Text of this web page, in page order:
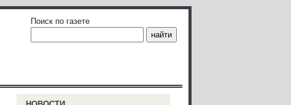
Поиск по газете